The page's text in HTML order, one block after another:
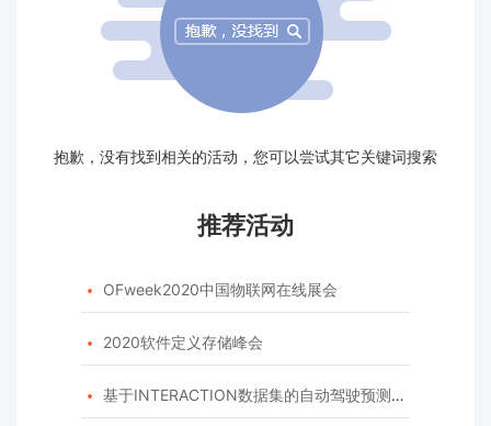
抱歉，没有找到相关的活动，您可以尝试其它关键词搜索
推荐活动
 OFweek2020中国物联网在线展会
 2020软件定义存储峰会
 基于INTERACTION数据集的自动驾驶预测模型挑战赛